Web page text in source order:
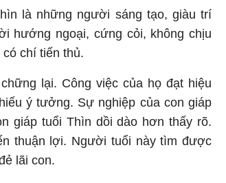
là những người sáng tạo, giàu trí
hướng ngoại, cứng cỏi, không chịu
chí tiến thủ.
lại. Công việc của họ đạt hiệu
ý tưởng. Sự nghiệp của con giáp
giáp tuổi Thìn dồi dào hơn thấy rõ.
thuận lợi. Người tuổi này tìm được
lãi con.